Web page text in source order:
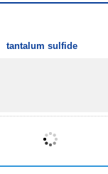
tantalum sulfide